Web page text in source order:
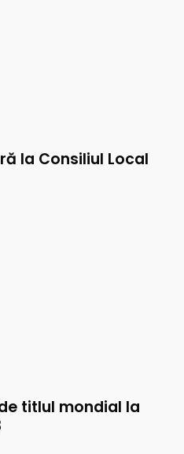
la Consiliul Local
titlul mondial la